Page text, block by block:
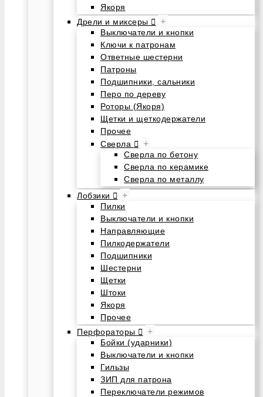
Якоря
Дрели и миксеры
+
Выключатели и кнопки
Ключи к патронам
Ответные шестерни
Патроны
Подшипники, сальники
Перо по дереву
Роторы (Якоря)
Щетки и щеткодержатели
Прочее
Сверла
+
Сверла по бетону
Сверла по керамике
Сверла по металлу
Лобзики
+
Пилки
Выключатели и кнопки
Направляющие
Пилкодержатели
Подшипники
Шестерни
Щетки
Штоки
Якоря
Прочее
Перфораторы
+
Бойки (ударники)
Выключатели и кнопки
Гильзы
ЗИП для патрона
Переключатели режимов